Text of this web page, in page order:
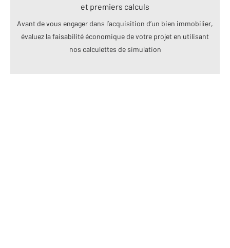
et premiers calculs
Avant de vous engager dans l’acquisition d’un bien immobilier,
évaluez la faisabilité économique de votre projet en utilisant
nos calculettes de simulation